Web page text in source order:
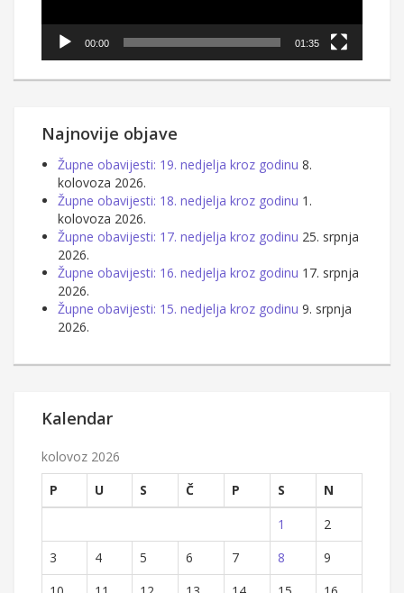
00:00 01:35
Najnovije objave
Župne obavijesti: 19. nedjelja kroz godinu 8.
kolovoza 2026.
Župne obavijesti: 18. nedjelja kroz godinu 1.
kolovoza 2026.
Župne obavijesti: 17. nedjelja kroz godinu 25. srpnja
2026.
Župne obavijesti: 16. nedjelja kroz godinu 17. srpnja
2026.
Župne obavijesti: 15. nedjelja kroz godinu 9. srpnja
2026.
Kalendar
kolovoz 2026
P
U S Č P S
N
1
2
3
4 5 6 7 8
9